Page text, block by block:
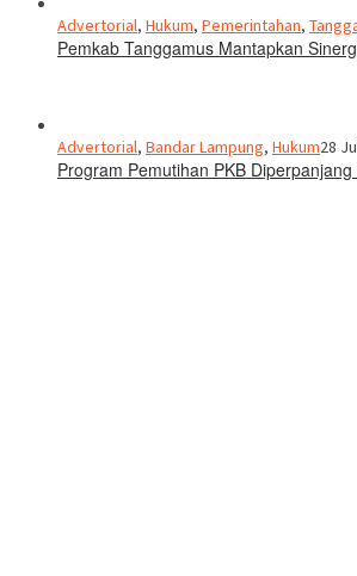
Advertorial, Hukum, Pemerintahan,
Pemkab Tanggamus Mantapkan
Advertorial, Bandar Lampung, Hukum28
Program Pemutihan PKB